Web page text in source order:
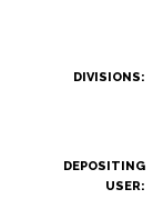
DIVISIONS:
DEPOSITING
USER: